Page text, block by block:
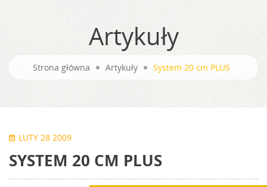
Artykuły
Strona główna Artykuły System 20 cm PLUS
LUTY 28 2009
SYSTEM 20 CM PLUS